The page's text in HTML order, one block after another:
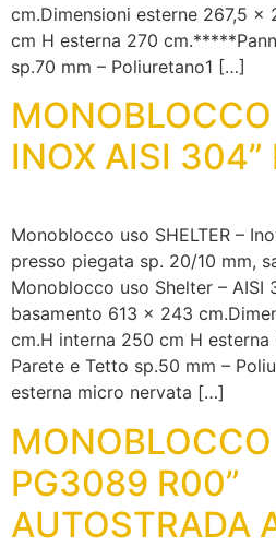
cm.Dimensioni esterne 267,5 x
cm H esterna 270
sp.70 mm – Poliuretano1 […]
MONOBLOCCO
INOX AISI 304”
Monoblocco uso SHELTER –
presso piegata sp. 20/10 mm,
Monoblocco uso Shelter – AISI
basamento 613 x 243
cm.H interna 250 cm H
Parete e Tetto sp.50 mm –
esterna micro nervata […]
MONOBLOCCO
PG3089 R00”
AUTOSTRADA